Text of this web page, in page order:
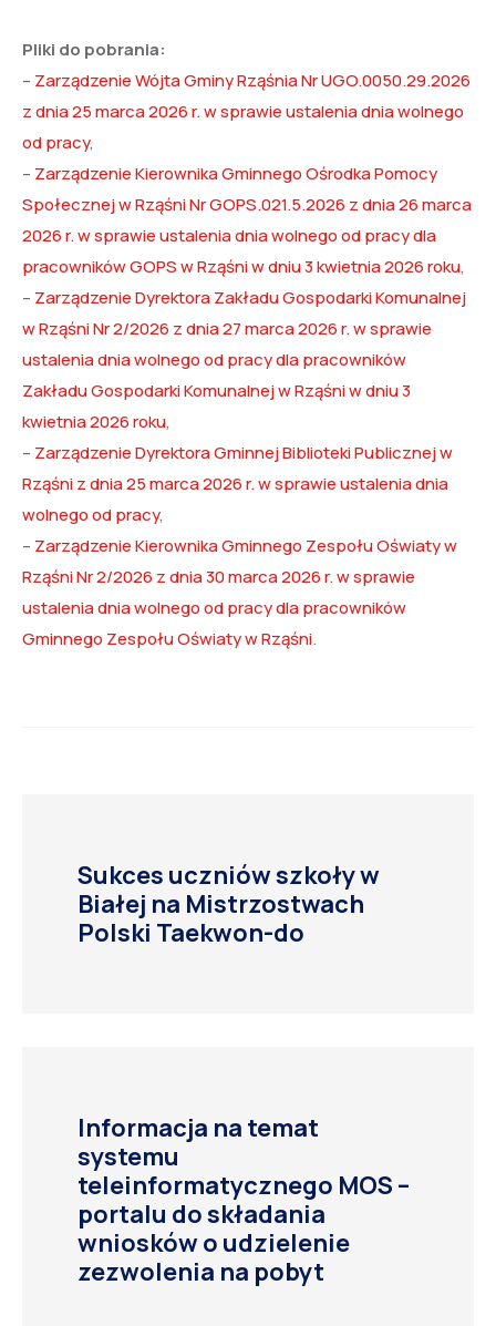
Pliki do pobrania:
– Zarządzenie Wójta Gminy Rząśnia Nr UGO.0050.29.2026
z dnia 25 marca 2026 r. w sprawie ustalenia dnia wolnego
od pracy,
– Zarządzenie Kierownika Gminnego Ośrodka Pomocy
Społecznej w Rząśni Nr GOPS.021.5.2026 z dnia 26 marca
2026 r. w sprawie ustalenia dnia wolnego od pracy dla
pracowników GOPS w Rząśni w dniu 3 kwietnia 2026 roku,
– Zarządzenie Dyrektora Zakładu Gospodarki Komunalnej
w Rząśni Nr 2/2026 z dnia 27 marca 2026 r. w sprawie
ustalenia dnia wolnego od pracy dla pracowników
Zakładu Gospodarki Komunalnej w Rząśni w dniu 3
kwietnia 2026 roku,
– Zarządzenie Dyrektora Gminnej Biblioteki Publicznej w
Rząśni z dnia 25 marca 2026 r. w sprawie ustalenia dnia
wolnego od pracy,
– Zarządzenie Kierownika Gminnego Zespołu Oświaty w
Rząśni Nr 2/2026 z dnia 30 marca 2026 r. w sprawie
ustalenia dnia wolnego od pracy dla pracowników
Gminnego Zespołu Oświaty w Rząśni.
Sukces uczniów szkoły w
Białej na Mistrzostwach
Polski Taekwon-do
Informacja na temat
systemu
teleinformatycznego MOS –
portalu do składania
wniosków o udzielenie
zezwolenia na pobyt